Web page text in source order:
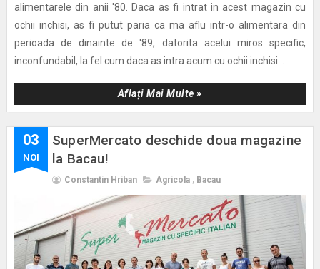
alimentarele din anii '80. Daca as fi intrat in acest magazin cu
ochii inchisi, as fi putut paria ca ma aflu intr-o alimentara din
perioada de dinainte de '89, datorita acelui miros specific,
inconfundabil, la fel cum daca as intra acum cu ochii inchisi...
Aflați Mai Multe »
03
NOI
SuperMercato deschide doua magazine
la Bacau!
Constantin Hriban Agricola , Bacau